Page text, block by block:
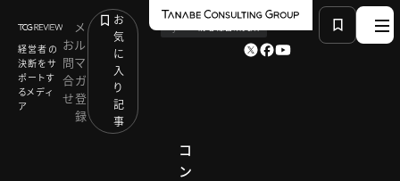
経営者の
決断をサ
ポートす
るメディ
ア
お
問
合
せ
メ
ル
マ
ガ
登
録
お
気
に
入
り
記
事
コ
ン